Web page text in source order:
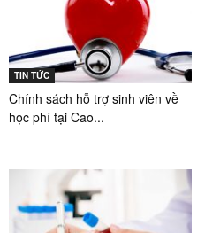
TIN TỨC
Chính sách hỗ trợ sinh viên về
học phí tại Cao...